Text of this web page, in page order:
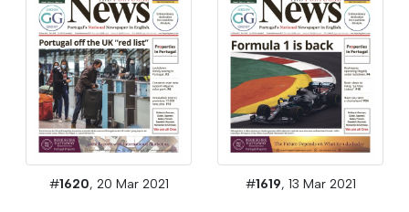
#1620, 20 Mar 2021 #1619, 13 Mar 2021